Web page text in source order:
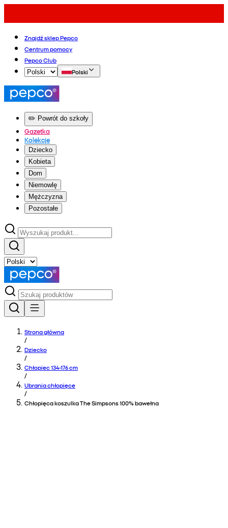
Znajdź sklep Pepco
Centrum pomocy
Pepco Club
Polski
✏️ Powrót do szkoły
Gazetka
Kolekcje
Dziecko
Kobieta
Dom
Niemowlę
Mężczyzna
Pozostałe
Strona główna
/
Dziecko
/
Chłopiec 134-176 cm
/
Ubrania chłopięce
/
Chłopięca koszulka The Simpsons 100% bawełna